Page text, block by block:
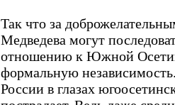
Так что за
Медведева могут
отношению к Южной
формальную
России в глазах